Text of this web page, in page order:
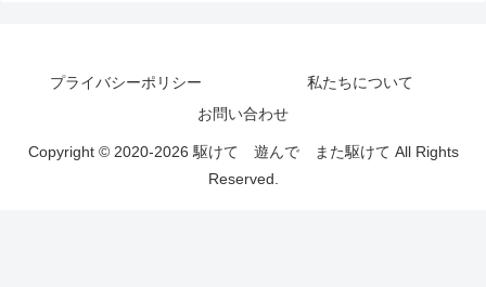
プライバシーポリシー
私たちについて
お問い合わせ
Copyright © 2020-2026 駆けて 遊んで また駆けて All Rights
Reserved.